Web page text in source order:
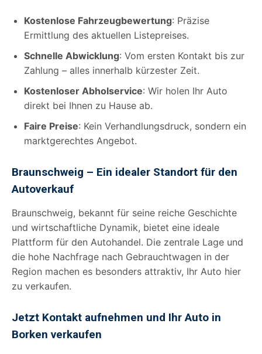
Kostenlose Fahrzeugbewertung: Präzise
Ermittlung des aktuellen Listepreises.
Schnelle Abwicklung: Vom ersten Kontakt bis zur
Zahlung – alles innerhalb kürzester Zeit.
Kostenloser Abholservice: Wir holen Ihr Auto
direkt bei Ihnen zu Hause ab.
Faire Preise: Kein Verhandlungsdruck, sondern ein
marktgerechtes Angebot.
Braunschweig – Ein idealer Standort für den
Autoverkauf
Braunschweig, bekannt für seine reiche Geschichte
und wirtschaftliche Dynamik, bietet eine ideale
Plattform für den Autohandel. Die zentrale Lage und
die hohe Nachfrage nach Gebrauchtwagen in der
Region machen es besonders attraktiv, Ihr Auto hier
zu verkaufen.
Jetzt Kontakt aufnehmen und Ihr Auto in
Borken verkaufen